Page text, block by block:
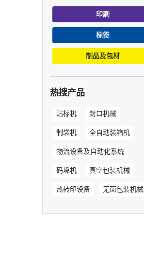
印刷
标签
制品及包材
热搜产品
贴标机 封口机械
制袋机 全自动装箱机
物流设备及自动化系统
码垛机 真空包装机械
热转印设备 无菌包装机械